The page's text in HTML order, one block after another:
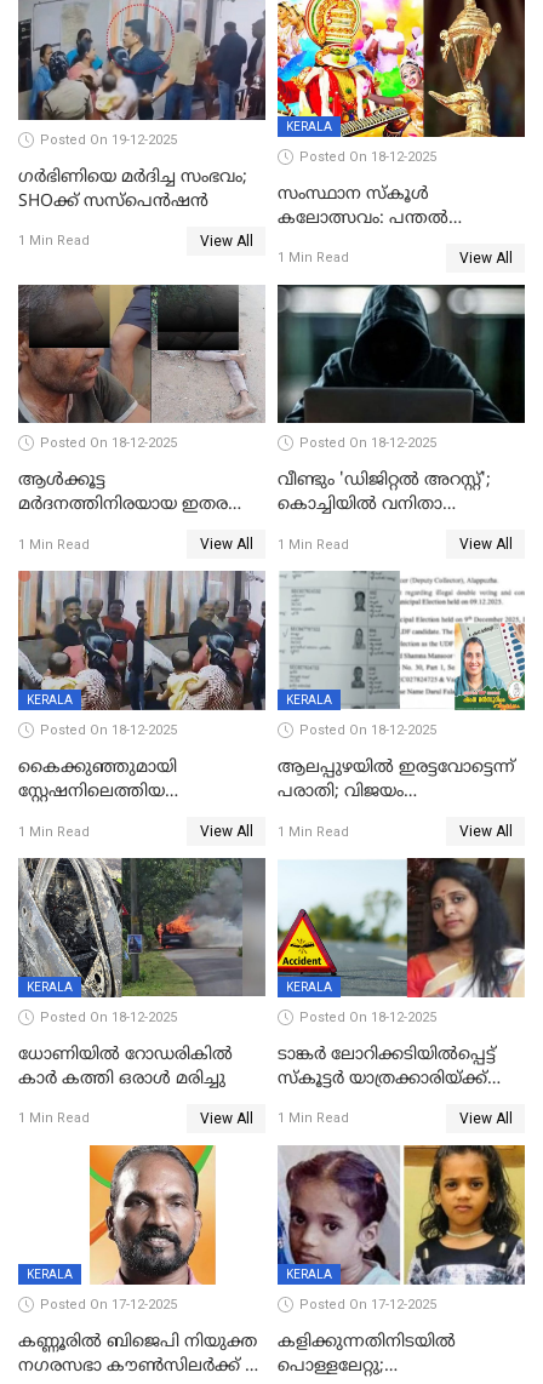
Posted On 19-12-2025
ഗര്‍ഭിണിയെ മർദിച്ച സംഭവം;
SHOക്ക് സസ്പെൻഷൻ
1 Min Read View All
KERALA
Posted On 18-12-2025
സംസ്ഥാന സ്കൂൾ
കലോത്സവം: പന്തൽ
1 Min Read View All
Posted On 18-12-2025
ആൾക്കൂട്ട
മർദനത്തിനിരയായ ഇതര
നടുക്കുന്ന സംഭവം
വാളയാറിൽ
1 Min Read View All
Posted On 18-12-2025
വീണ്ടും 'ഡിജിറ്റല്‍ അറസ്റ്റ്';
കൊച്ചിയില്‍ വനിതാ
കോടി രൂപ
1 Min Read View All
KERALA
Posted On 18-12-2025
കൈക്കുഞ്ഞുമായി
സ്റ്റേഷനിലെത്തിയ
കരണത്തടിച്ചു; CC ടിവി
ദൃശ്യങ്ങൾ പുറത്ത്
1 Min Read View All
KERALA
Posted On 18-12-2025
ആലപ്പുഴയിൽ ഇരട്ടവോട്ടെന്ന്
പരാതി; വിജയം
വാർഡിലെ എൽഡിഎഫ്
സ്ഥാനാർത്ഥി
1 Min Read View All
KERALA
Posted On 18-12-2025
ധോണിയിൽ റോഡരികിൽ
കാർ കത്തി ഒരാൾ മരിച്ചു
1 Min Read View All
KERALA
Posted On 18-12-2025
ടാങ്കർ ലോറിക്കടിയിൽപ്പെട്ട്
സ്കൂട്ടർ യാത്രക്കാരിയ്ക്ക്
കണ്ടോത്ത് ദേശീയ പാതയിൽ
1 Min Read View All
KERALA
Posted On 17-12-2025
കണ്ണൂരിൽ ബിജെപി നിയുക്ത
നഗരസഭാ കൗൺസിലർക്ക് 36
KERALA
Posted On 17-12-2025
കളിക്കുന്നതിനിടയിൽ
പൊള്ളലേറ്റു;